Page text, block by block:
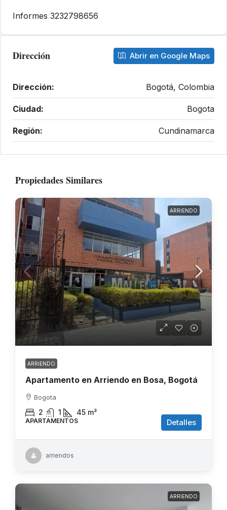
Informes 3232798656
Dirección Abrir en Google Maps
Dirección: Bogotá, Colombia
Ciudad: Bogota
Región: Cundinamarca
Propiedades Similares
ARRIENDO
$1.200.000
ARRIENDO
Apartamento en Arriendo en Bosa, Bogotá
Bogota
2 1 45 m²
APARTAMENTOS Detalles
arriendos
ARRIENDO